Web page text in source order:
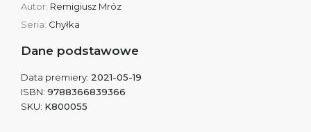
Autor: Remigiusz Mróz
Seria: Chyłka
Dane podstawowe
Data premiery: 2021-05-19
ISBN: 9788366839366
SKU: K800055